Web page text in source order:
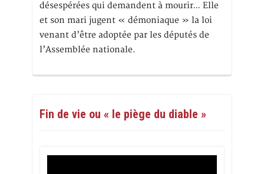
désespérées qui demandent à mourir… Elle
et son mari jugent « démoniaque » la loi
venant d’être adoptée par les députés de
l’Assemblée nationale.
Fin de vie ou « le piège du diable »